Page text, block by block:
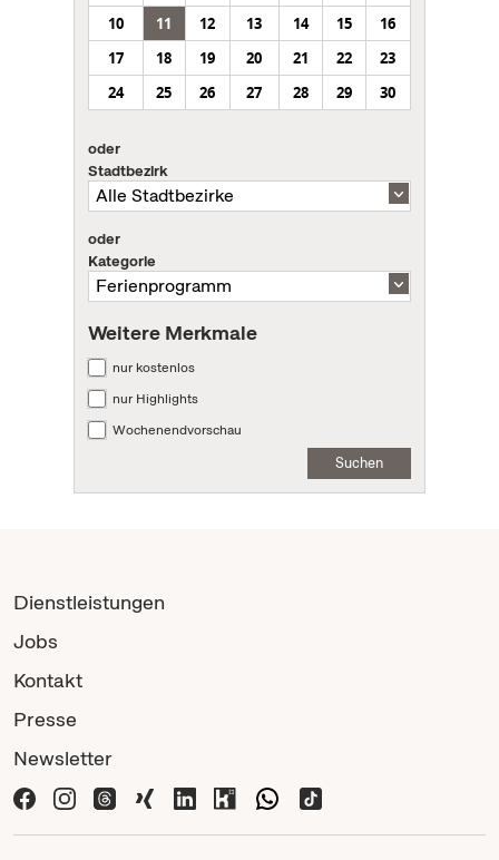
10
11 12 13 14 15
16
17
18 19 20 21 22
23
24
25 26 27 28 29 30
oder
Stadtbezirk
oder
Kategorie
Weitere Merkmale
nur kostenlos
nur Highlights
Wochenendvorschau
Suchen
Dienstleistungen
Jobs
Kontakt
Presse
Newsletter